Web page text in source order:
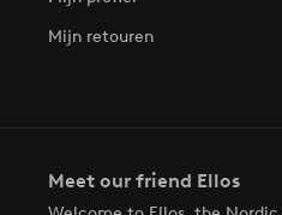
Mijn retouren
Meet our friend Ellos